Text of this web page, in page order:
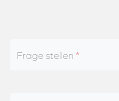
Frage stellen